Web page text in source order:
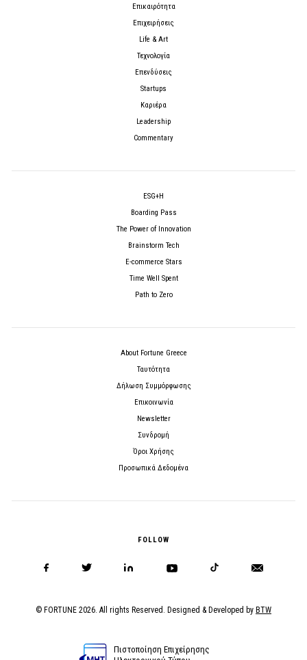
Επικαιρότητα
Επιχειρήσεις
Life & Art
Τεχνολογία
Επενδύσεις
Startups
Καριέρα
Leadership
Commentary
ESG+H
Boarding Pass
The Power of Innovation
Brainstorm Tech
E-commerce Stars
Time Well Spent
Path to Zero
About Fortune Greece
Ταυτότητα
Δήλωση Συμμόρφωσης
Επικοινωνία
Newsletter
Συνδρομή
Όροι Χρήσης
Προσωπικά Δεδομένα
FOLLOW
© FORTUNE 2026. All rights Reserved. Designed & Developed by BTW
Πιστοποίηση Επιχείρησης